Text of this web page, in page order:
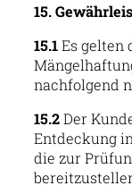
15.
15.1Es gelten
nachfolgend
15.2Der
Entdeckung
die zur